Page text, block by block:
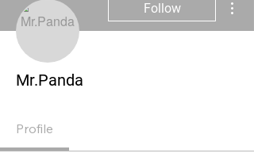
Follow
Mr.Panda
Profile